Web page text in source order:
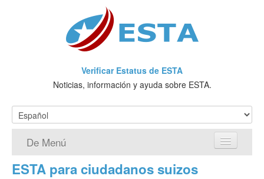
Verificar Estatus de ESTA
Noticias, información y ayuda sobre ESTA.
De Menú
Página de inicio
ESTA para ciudadanos suizos